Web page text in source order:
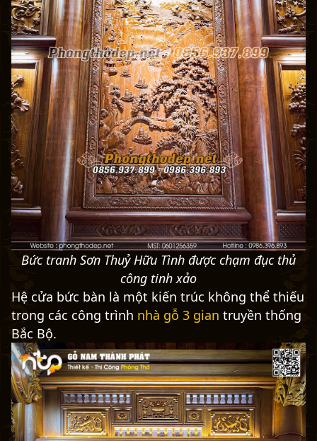
Bức tranh Sơn Thuỷ Hữu Tình được chạm đục thủ
công tinh xảo
Hệ cửa bức bàn là một kiến trúc không thể thiếu
trong các công trình nhà gỗ 3 gian truyền thống
Bắc Bộ.